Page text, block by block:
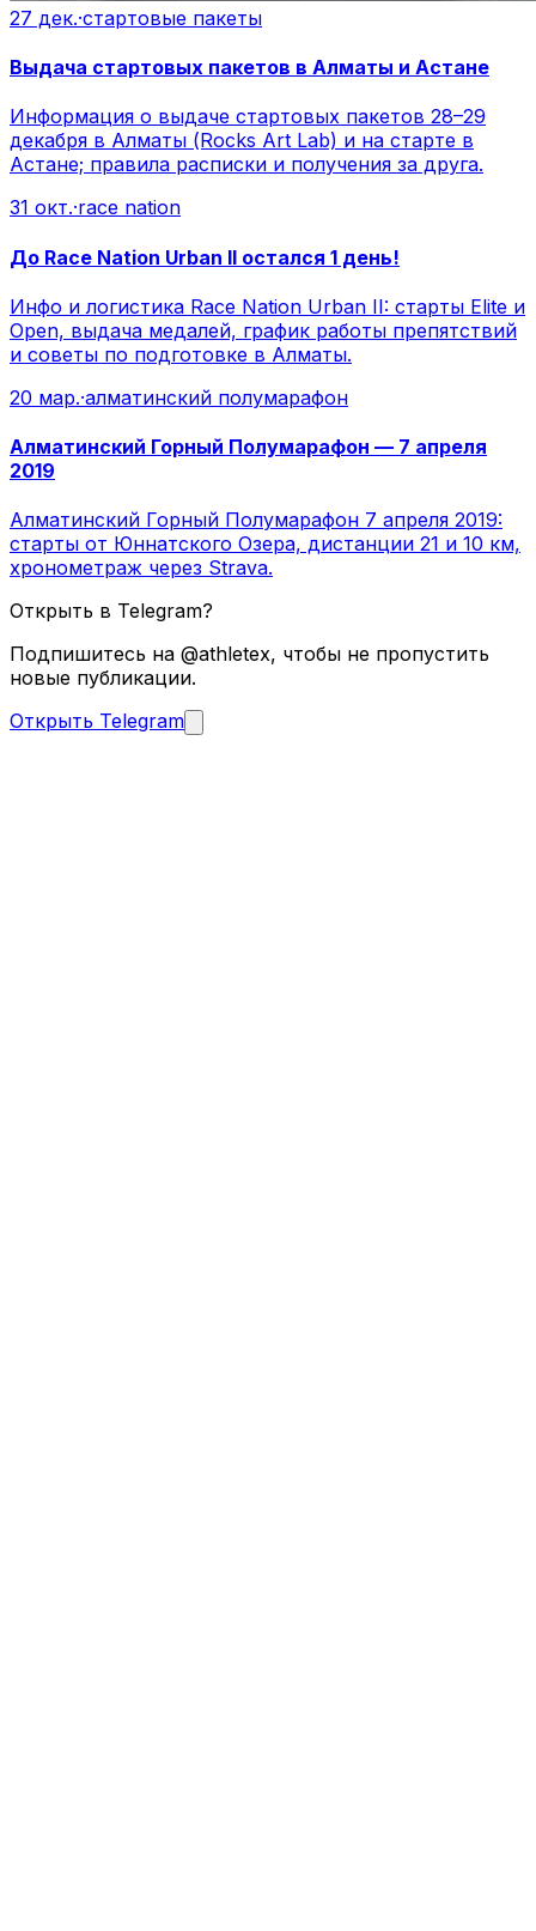
27 дек.·стартовые пакеты
Выдача стартовых пакетов в Алматы и Астане
Информация о выдаче стартовых пакетов 28–29
декабря в Алматы (Rocks Art Lab) и на старте в
Астане; правила расписки и получения за друга.
31 окт.·race nation
До Race Nation Urban II остался 1 день!
Инфо и логистика Race Nation Urban II: старты Elite и
Open, выдача медалей, график работы препятствий
и советы по подготовке в Алматы.
20 мар.·алматинский полумарафон
Алматинский Горный Полумарафон — 7 апреля
2019
Алматинский Горный Полумарафон 7 апреля 2019:
старты от Юннатского Озера, дистанции 21 и 10 км,
хронометраж через Strava.
Открыть в Telegram?
Подпишитесь на @athletex, чтобы не пропустить
новые публикации.
Открыть Telegram